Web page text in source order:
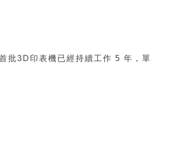
批3D印表機已經持續工作 5 年，單